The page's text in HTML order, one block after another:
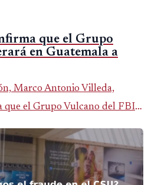
que el Grupo
en Guatemala a
Marco Antonio Villeda,
que el Grupo Vulcano del FBI
anterior del Ministerio